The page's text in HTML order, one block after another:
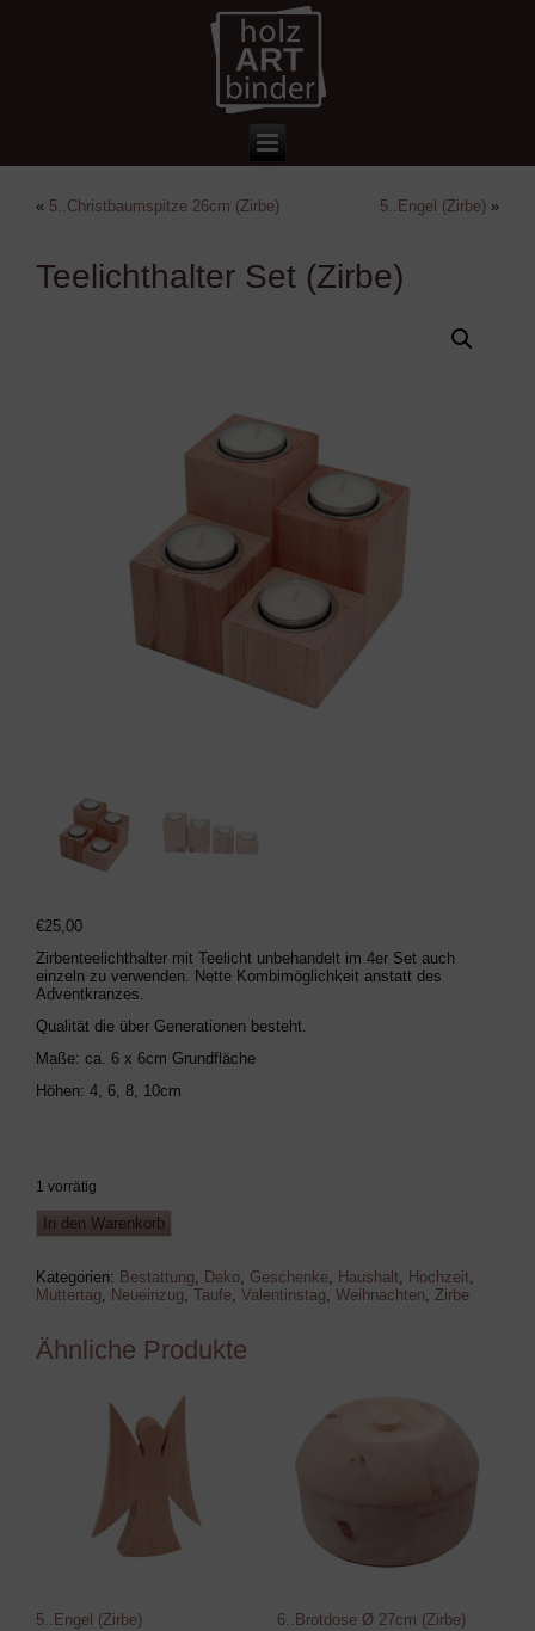
« 5..Christbaumspitze 26cm (Zirbe) 5..Engel (Zirbe) »
Teelichthalter Set (Zirbe)
€25,00
Zirbenteelichthalter mit Teelicht unbehandelt im 4er Set auch
einzeln zu verwenden. Nette Kombimöglichkeit anstatt des
Adventkranzes.
Qualität die über Generationen besteht.
Maße: ca. 6 x 6cm Grundfläche
Höhen: 4, 6, 8, 10cm
1 vorrätig
Teelichthalter
Set
Menge
In den Warenkorb
Kategorien: Bestattung Deko Geschenke Haushalt Hochzeit
Muttertag
Neueinzug ,Taufe ,Valentinstag ,Weihnachten Zirbe
Ähnliche Produkte
5..Engel (Zirbe) 6..Brotdose Ø 27cm (Zirbe)